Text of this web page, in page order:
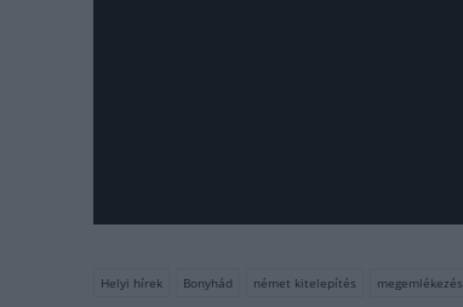
Helyi hírek Bonyhád német kitelepítés megemlékezés